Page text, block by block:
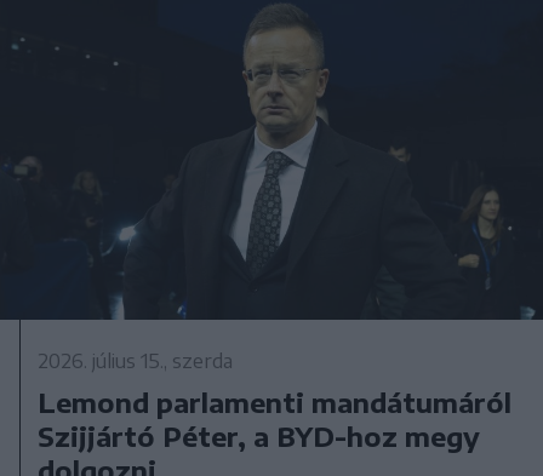
2026. július 15., szerda
Lemond parlamenti mandátumáról
Szijjártó Péter, a BYD-hoz megy